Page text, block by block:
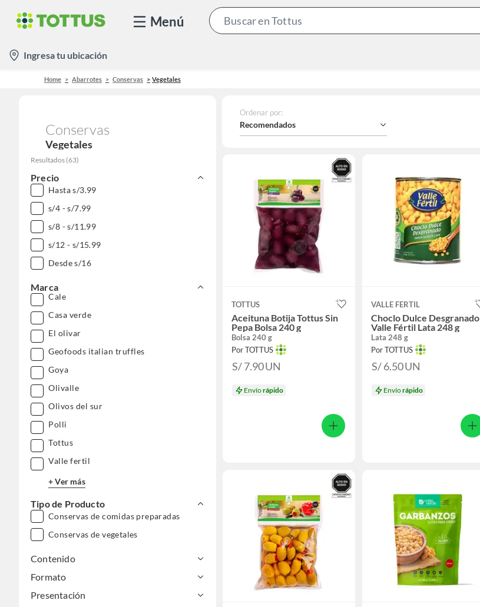
Menú
Bar
location-
icon
Ingresa tu ubicación
Home Abarrotes Conservas Vegetales
Conservas
Vegetales
Resultados (63)
Precio
Hasta s/3.99
s/4 - s/7.99
s/8 - s/11.99
s/12 - s/15.99
Desde s/16
Marca
Cale
Casa verde
El olivar
Geofoods italian truffles
Goya
Olivalle
Olivos del sur
Polli
Tottus
Valle fertil
+ Ver más
Tipo de Producto
Conservas de comidas preparadas
Conservas de vegetales
Contenido
Formato
Presentación
Ordenar por:
Recomendados
TOTTUS
Aceituna Botija Tottus Sin
Pepa Bolsa 240 g
Bolsa 240 g
Por TOTTUS
S/ 7.90UN
Envíorápido
VALLE FERTIL
Choclo Dulce Desgranado
Valle Fértil Lata 248 g
Lata 248 g
Por TOTTUS
S/ 6.50UN
Envíorápido